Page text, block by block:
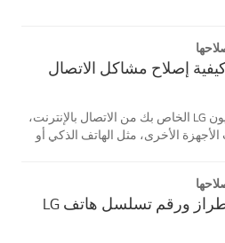
إصلاح مشاكل الاتصال
إذا لم يتمكن جهاز تلفزيون LG الخاص بك من الاتصال بالإنترنت،
الأجهزة الأخرى، مثل الهاتف الذكي أو
كيفية العثور على طراز ورقم تسلسل هاتف LG